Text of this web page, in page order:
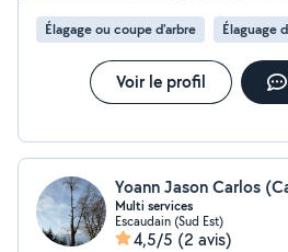
Élagage ou coupe d'arbre Élaguage
Voir le profil
Yoann Jason Carlos
Multi services
Escaudain (Sud Est)
4,5/5 (2 avis)